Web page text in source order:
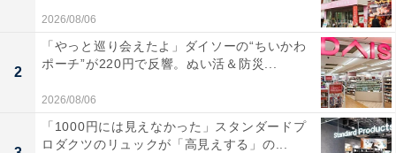
⑥17:50～18:20 ⑦18:30～19:00
■場所
カルビープラス 原宿竹下通り店 2 階
2026/08/06
2
「やっと巡り会えたよ」ダイソーの“ちいかわ
ポーチ”が220円で反響。ぬい活＆防災...
2026/08/06
「1000円には見えなかった」スタンダードプ
ロダクツのリュックが「高見えする」の...